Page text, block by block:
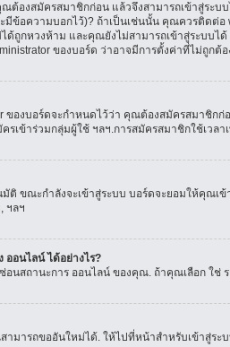
องสมัครสมาชิกก่อน แล้วจึงสามารถเข้าสู่ระบบ
ข้อความบอกไว้)? ถ้าเป็นเช่นนั้น คุณควรติดต่อ
ถูกหวงห้าม และคุณยังไม่สามารถเข้าสู่ระบบไ
ของบอร์ด ว่าอาจมีการตั้งค่าที่ไม่ถูกต้
ของบอร์ดจะกำหนดไว้ว่า คุณต้องสมัครสมาชิก
รเข้าร่วมกลุ่มผู้ใช้ ฯลฯ.การสมัครสมาชิกใช้เว
ติ ขณะกำลังจะเข้าสู่ระบบ บอร์ดจะยอมให้คุณ
ฯลฯ
ออนไลน์ ได้อย่างไร?
สถานะการ ออนไลน์ ของคุณ. ถ้าคุณเลือก ใช่
มารถขออันใหม่ได้. ให้ไปที่หน้าสำหรับเข้าสู่ร